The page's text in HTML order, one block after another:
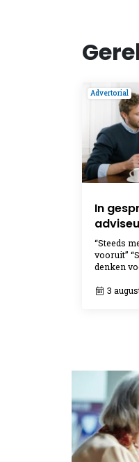
In
“Steeds
vooruit”
denken
3
Advertorial